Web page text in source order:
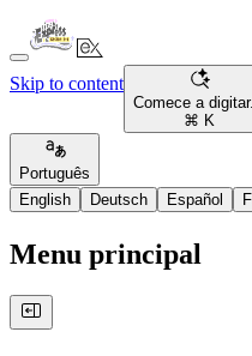
Skip to content
Comece a
⌘ K
Português
English
Deutsch Español
Menu principal